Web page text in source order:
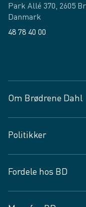
Park Allé 370, 2605
Danmark
48 78 40 00
Om Brødrene Dahl
Vagttelefon 30 10 89 89
Spørgsmål og svar
Job og karriere
Politikker
Privatlivspolitik
Cookies
Fordele hos BD